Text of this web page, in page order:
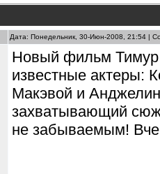
Дата: Понедельник, 30-Июн-2008, 21:54 |
Новый фильм Тимур
известные актеры:
Макэвой и
захватывающий
не забываемым!